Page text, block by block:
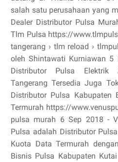
salah satu perusahaan yang
Dealer Distributor Pulsa
Tlm Pulsa https://
tangerang › tlm reload ›
oleh Shintawati Kurniawan 5
Distributor Pulsa Elektrik
Tangerang Tersedia Juga
Distributor Pulsa Kabupaten
Termurah https://
pulsa murah 6 Sep 2018 -
Pulsa adalah Distributor
Kuota Data Termurah
Bisnis Pulsa Kabupaten